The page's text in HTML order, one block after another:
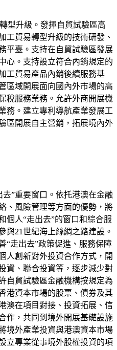
型升級。發揮自貿試驗區高
工貿易轉型升級的技術研發、
平臺。支持在自貿試驗區發展
心。支持設立符合內銷規定的
工貿易產品內銷後續服務基
區域開展面向國內外市場的高
稅服務業務。允許外商開展機
務。建立專利導航產業發展工
區開展自主營銷，拓展境內外
去”重要窗口。依托港澳在金融
、風險管理等方面的優勢，將
個人“走出去”的窗口和綜合服
與21世紀海上絲綢之路建設。
“走出去”政策促進、服務保障
人創新對外投資合作方式，開
資、聯合投資等，逐步減少對
自貿試驗區金融機構按規定為
港資本市場的股票、債券及其
澳在項目對接、投資拓展、信
作，共同到境外開展基礎設施
境外產業投資與港澳資本市場
立專業從事境外股權投資的項